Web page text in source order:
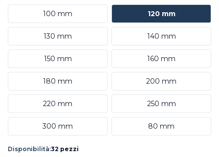
100 mm 120 mm
130 mm 140 mm
150 mm 160 mm
180 mm 200 mm
220 mm 250 mm
300 mm 80 mm
Disponibilità:32 pezzi